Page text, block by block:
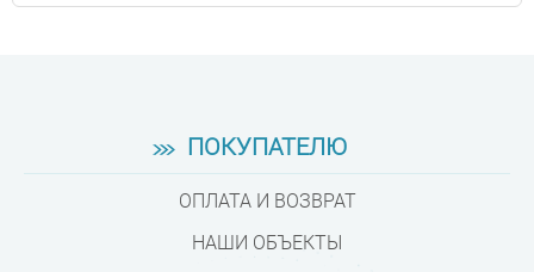
ПОКУПАТЕЛЮ
ОПЛАТА И ВОЗВРАТ
НАШИ ОБЪЕКТЫ